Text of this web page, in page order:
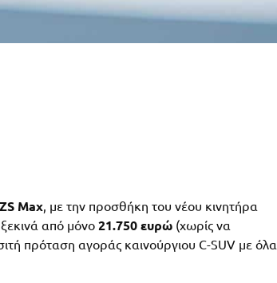
ZS Max, με την προσθήκη του νέου κινητήρα
ξεκινά από μόνο 21.750 ευρώ (χωρίς να
πρόταση αγοράς καινούργιου C-SUV με όλα